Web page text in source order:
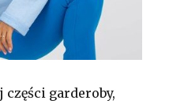
garderoby,